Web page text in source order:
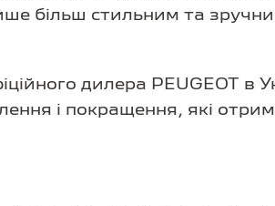
більш стильним та
дилера PEUGEOT в
і покращення, які